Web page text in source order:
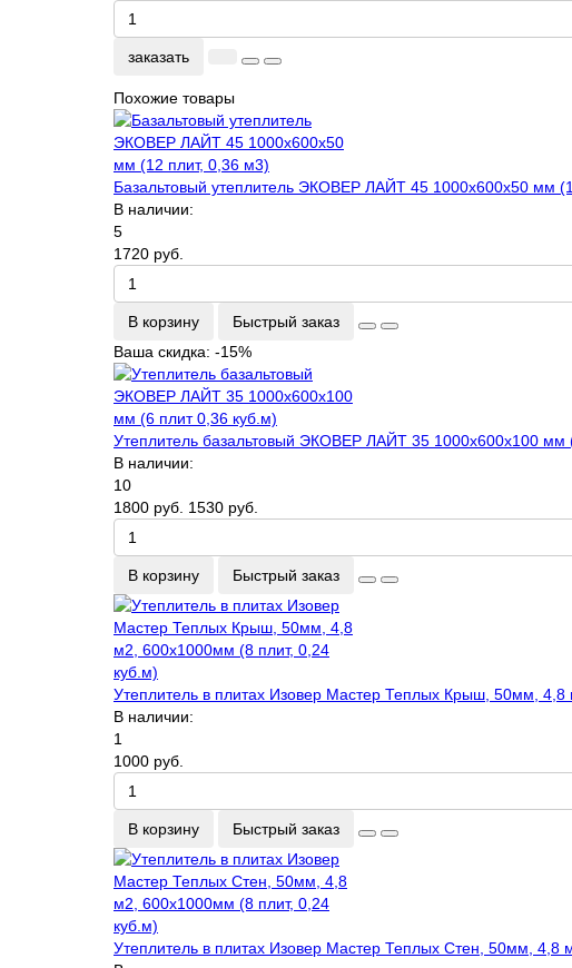
заказать
Похожие товары
Базальтовый утеплитель ЭКОВЕР ЛАЙТ 45 1000x600x50 мм
В наличии:
5
1720 руб.
В корзину
Быстрый заказ
Ваша скидка: -15%
Утеплитель базальтовый ЭКОВЕР ЛАЙТ 35 1000х600х100 мм
В наличии:
10
1800 руб. 1530 руб.
В корзину Быстрый заказ
Утеплитель в плитах Изовер Мастер Теплых Крыш, 50мм,
В наличии:
1
1000 руб.
В корзину Быстрый заказ
Утеплитель в плитах Изовер Мастер Теплых Стен, 50мм, 4,8